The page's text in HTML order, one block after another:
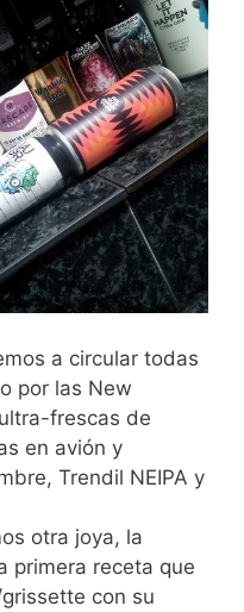
a circular todas
por las New
frescas de
en avión y
Trendil NEIPA y
otra joya, la
primera receta que
con su